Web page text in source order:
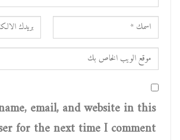
email, and website in this
for the next time I comment.